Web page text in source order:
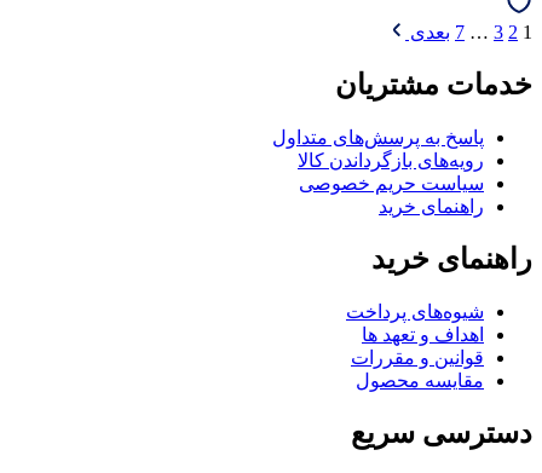
1
2
3
…
7 بعدی
خدمات مشتریان
پاسخ به پرسش‌های متداول
رویه‌های بازگرداندن کالا
سیاست حریم خصوصی
راهنمای خرید
راهنمای خرید
شیوه‌های پرداخت
اهداف و تعهد ها
قوانین و مقررات
مقایسه محصول
دسترسی سریع